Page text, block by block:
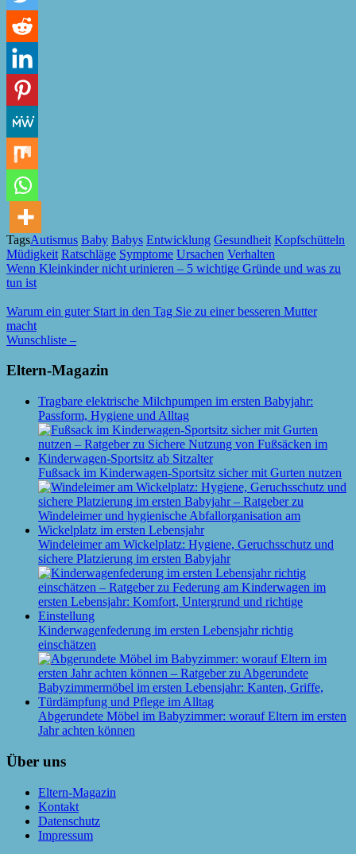
TagsAutismus Baby Babys Entwicklung Gesundheit Kopfschütteln
Müdigkeit Ratschläge Symptome Ursachen Verhalten
Wenn Kleinkinder nicht urinieren – 5 wichtige Gründe und was zu
tun ist
Warum ein guter Start in den Tag Sie zu einer besseren Mutter
macht
Wunschliste –
Eltern-Magazin
Tragbare elektrische Milchpumpen im ersten Babyjahr:
Passform, Hygiene und Alltag
Fußsack im Kinderwagen-Sportsitz sicher mit Gurten nutzen
Windeleimer am Wickelplatz: Hygiene, Geruchsschutz und
sichere Platzierung im ersten Babyjahr
Kinderwagenfederung im ersten Lebensjahr richtig
einschätzen
Abgerundete Möbel im Babyzimmer: worauf Eltern im ersten
Jahr achten können
Über uns
Eltern-Magazin
Kontakt
Datenschutz
Impressum